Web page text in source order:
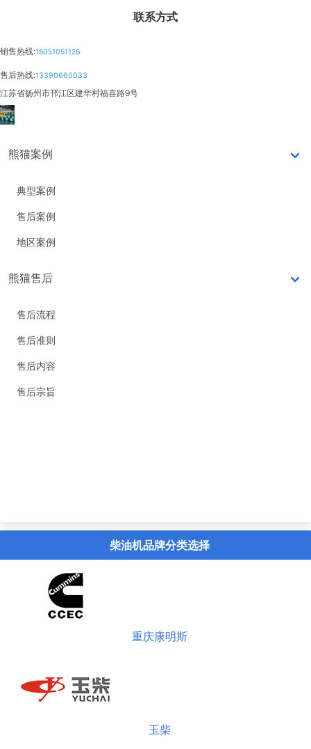
联系方式
销售热线:18051051126
售后热线:13390660033
江苏省扬州市邗江区建华村福喜路9号
熊猫案例
典型案例
售后案例
地区案例
熊猫售后
售后流程
售后准则
售后内容
售后宗旨
柴油机品牌分类选择
重庆康明斯
玉柴